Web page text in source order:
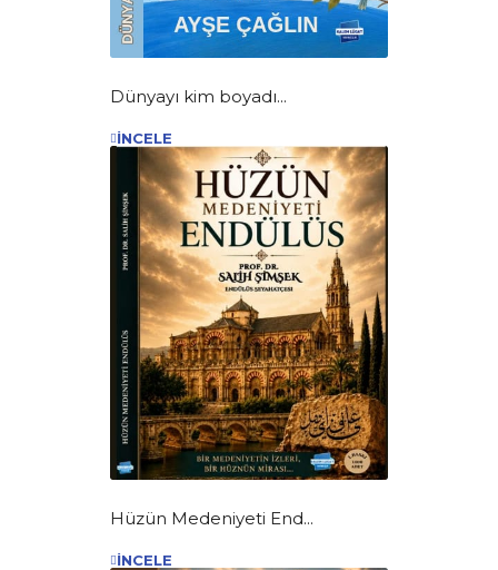
Dünyayı kim boyadı...
İNCELE
Hüzün Medeniyeti End...
İNCELE